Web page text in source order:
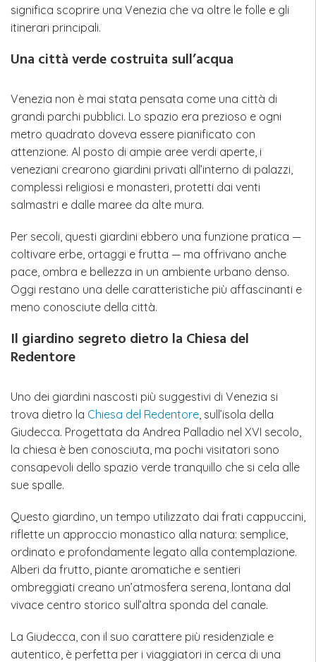
significa scoprire una Venezia che va oltre le folle e gli
itinerari principali.
Una città verde costruita sull’acqua
Venezia non è mai stata pensata come una città di
grandi parchi pubblici. Lo spazio era prezioso e ogni
metro quadrato doveva essere pianificato con
attenzione. Al posto di ampie aree verdi aperte, i
veneziani crearono giardini privati all’interno di palazzi,
complessi religiosi e monasteri, protetti dai venti
salmastri e dalle maree da alte mura.
Per secoli, questi giardini ebbero una funzione pratica —
coltivare erbe, ortaggi e frutta — ma offrivano anche
pace, ombra e bellezza in un ambiente urbano denso.
Oggi restano una delle caratteristiche più affascinanti e
meno conosciute della città.
Il giardino segreto dietro la Chiesa del
Redentore
Uno dei giardini nascosti più suggestivi di Venezia si
trova dietro la Chiesa del Redentore, sull’isola della
Giudecca. Progettata da Andrea Palladio nel XVI secolo,
la chiesa è ben conosciuta, ma pochi visitatori sono
consapevoli dello spazio verde tranquillo che si cela alle
sue spalle.
Questo giardino, un tempo utilizzato dai frati cappuccini,
riflette un approccio monastico alla natura: semplice,
ordinato e profondamente legato alla contemplazione.
Alberi da frutto, piante aromatiche e sentieri
ombreggiati creano un’atmosfera serena, lontana dal
vivace centro storico sull’altra sponda del canale.
La Giudecca, con il suo carattere più residenziale e
autentico, è perfetta per i viaggiatori in cerca di una